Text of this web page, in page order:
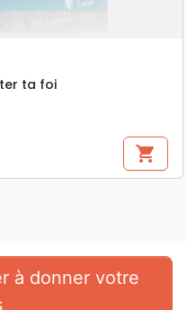
ta foi
shopping_cart